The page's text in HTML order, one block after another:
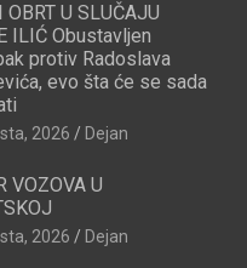
OBRT U SLUČAJU
ILIĆ Obustavljen
protiv Radoslava
evo šta će se sada
2026 Dejan
VOZOVA U
2026 Dejan